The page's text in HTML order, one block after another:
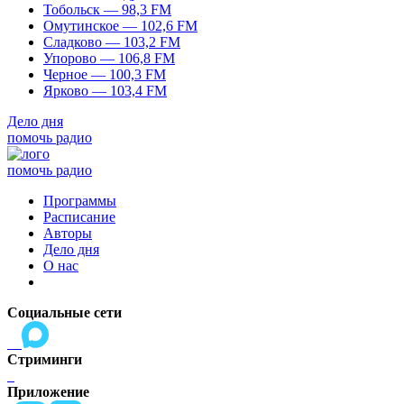
Тобольск — 98,3 FM
Омутинское — 102,6 FM
Сладково — 103,2 FM
Упорово — 106,8 FM
Черное — 100,3 FM
Ярково — 103,4 FM
Дело дня
помочь радио
помочь радио
Программы
Расписание
Авторы
Дело дня
О нас
Социальные сети
Стриминги
Приложение